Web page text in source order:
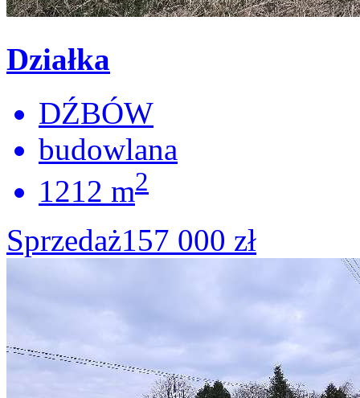
Działka
DŹBÓW
budowlana
1212 m2
Sprzedaż157 000 zł